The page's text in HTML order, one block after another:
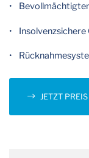
•
• Insolvenzsichere
•
JETZT